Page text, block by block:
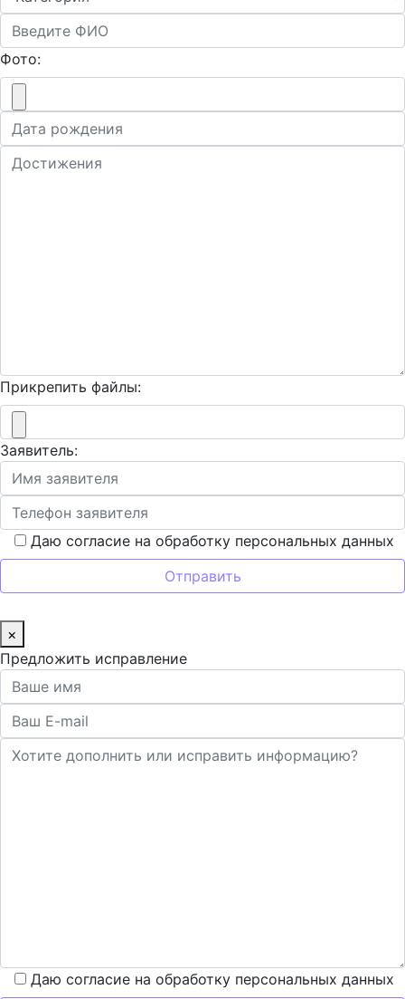
Фото:
Прикрепить файлы:
Заявитель:
Даю согласие на обработку персональных данных
×
Предложить исправление
Даю согласие на обработку персональных данных